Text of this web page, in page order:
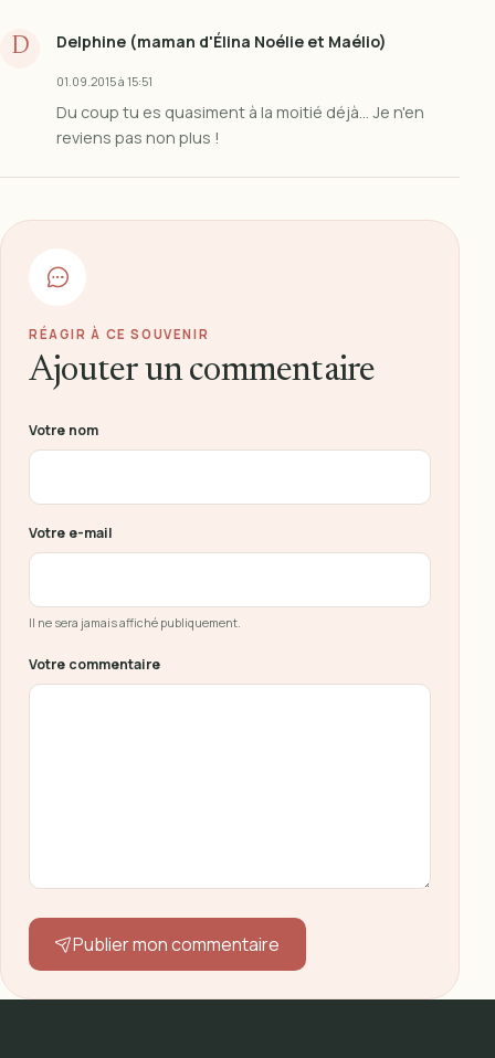
D Delphine (maman d'Élina Noélie et Maélio)
01.09.2015 à 15:51
Du coup tu es quasiment à la moitié déjà... Je n'en
reviens pas non plus !
RÉAGIR À CE SOUVENIR
Ajouter un commentaire
Ne pas remplir ce champ
Votre nom
Votre e-mail
Il ne sera jamais affiché publiquement.
Votre commentaire
Publier mon commentaire